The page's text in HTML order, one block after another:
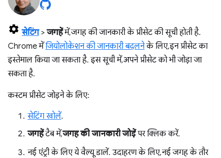
सेटिंग>जगहेंमें, जगह की जानकारी के प्रीसेट की सूची होती है.
Chrome मेंजियोलोकेशन की जानकारी बदलनेके लिए, इन प्रीसेट का
इस्तेमाल किया जा सकता है. इस सूची में, अपने प्रीसेट को भी जोड़ा जा
सकता है.
कस्टम प्रीसेट जोड़ने के लिए:
सेटिंग खोलें.
जगहेंटैब में,जगह की जानकारी जोड़ेंपर क्लिक करें.
नई एंट्री के लिए ये वैल्यू डालें. उदाहरण के लिए, नई जगह के तौर